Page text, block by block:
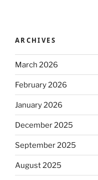
ARCHIVES
March 2026
February 2026
January 2026
December 2025
September 2025
August 2025